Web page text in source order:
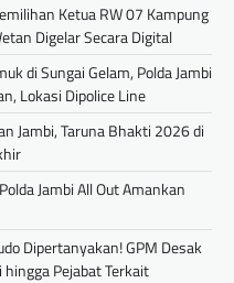
Ketua RW 07 Kampung
Digelar Secara Digital
di Sungai Gelam, Polda Jambi
Lokasi Dipolice Line
Jambi, Taruna Bhakti 2026 di
Jambi All Out Amankan
Dipertanyakan! GPM Desak
hingga Pejabat Terkait